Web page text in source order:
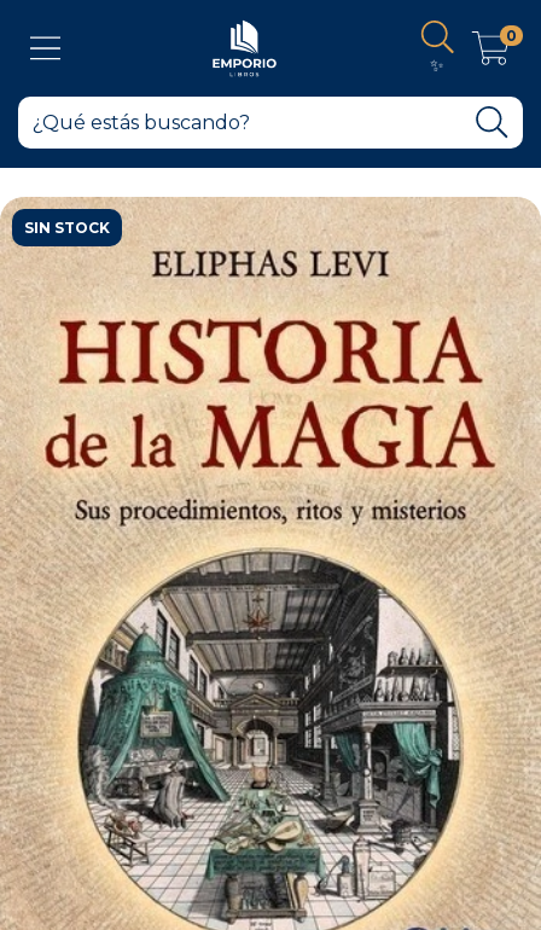
✨
0
SIN STOCK